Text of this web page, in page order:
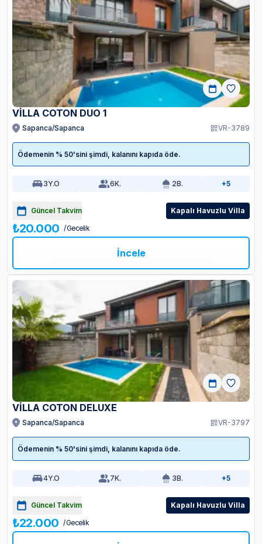
VILLA COTON DUO 1
Sapanca/Sapanca VR-3789
Ödemenin % 50'sini şimdi, kalanını kapıda öde.
3Y.O 6K. 2B. +5
Güncel Takvim Kapalı Havuzlu Villa
₺20.000 / Gecelik
İncele
VILLA COTON DELUXE
Sapanca/Sapanca VR-3797
Ödemenin % 50'sini şimdi, kalanını kapıda öde.
4Y.O 7K. 3B. +5
Güncel Takvim Kapalı Havuzlu Villa
₺22.000 / Gecelik